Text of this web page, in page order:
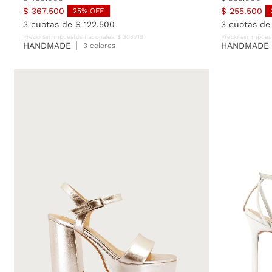
$ 367.500 25% OFF
3cuotas de $ 122.500
Precio sin impuestos nacionales: $ 303 719
HANDMADE 3 colores
$ 255.500
3cuotas de
Precio sin
HANDMADE